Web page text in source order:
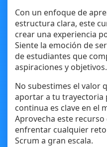
Con un enfoque de
estructura clara, este
crear una experiencia
Siente la emoción de
de estudiantes que
aspiraciones y objetivos.
No subestimes el valor
aportar a tu trayectoria
continua es clave en el
Aprovecha este
enfrentar cualquier
Scrum a gran escala.